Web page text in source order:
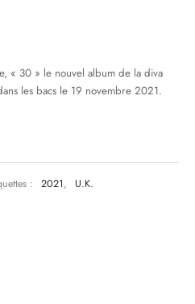
« 30 » le nouvel album de la diva
les bacs le 19 novembre 2021.
: 2021, U.K.